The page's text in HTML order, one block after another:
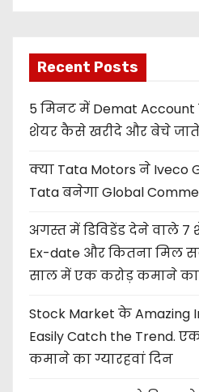
Recent Posts
5 मिनट में Demat
शेयर कैसे खरीदे और बेचे जाते
क्या Tata Motors ने Iveco
Tata बनेगा Global
अगस्त में डिविडेंड देने वाले 7
Ex-date और कितना मिल
साल में एक करोड़ कमाने का
Stock Market के Amazing
Easily Catch the Trend.
कमाने का ग्यारहवां दिन